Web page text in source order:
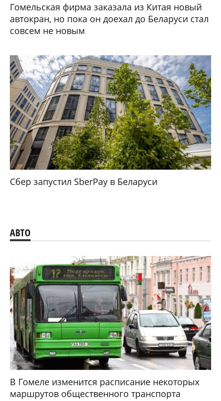
Гомельская фирма заказала из Китая новый
автокран, но пока он доехал до Беларуси стал
совсем не новым
Сбер запустил SberPay в Беларуси
АВТО
В Гомеле изменится расписание некоторых
маршрутов общественного транспорта